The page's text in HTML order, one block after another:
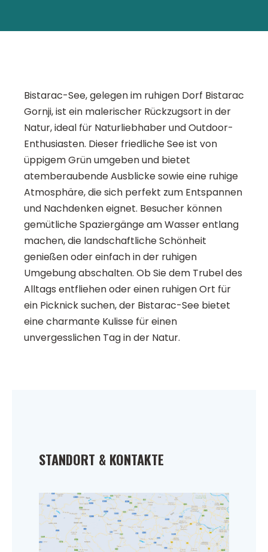
Bistarac-See, gelegen im ruhigen Dorf Bistarac
Gornji, ist ein malerischer Rückzugsort in der
Natur, ideal für Naturliebhaber und Outdoor-
Enthusiasten. Dieser friedliche See ist von
üppigem Grün umgeben und bietet
atemberaubende Ausblicke sowie eine ruhige
Atmosphäre, die sich perfekt zum Entspannen
und Nachdenken eignet. Besucher können
gemütliche Spaziergänge am Wasser entlang
machen, die landschaftliche Schönheit
genießen oder einfach in der ruhigen
Umgebung abschalten. Ob Sie dem Trubel des
Alltags entfliehen oder einen ruhigen Ort für
ein Picknick suchen, der Bistarac-See bietet
eine charmante Kulisse für einen
unvergesslichen Tag in der Natur.
STANDORT & KONTAKTE